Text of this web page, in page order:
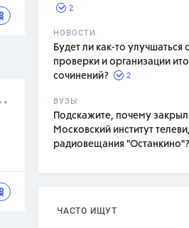
2
НОВОСТИ
Будет ли как-то улучшаться
проверки и организации
сочинений?
2
ВУЗЫ
Подскажите, почему
Московский институт
радиовещания "Останкино"?
ЧАСТО ИЩУТ